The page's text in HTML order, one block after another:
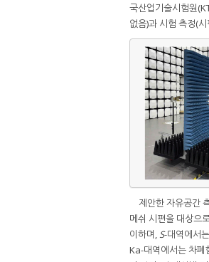
국산업기술시험원
없음)과 시험 측정(
제안한 자유공간
메쉬 시편을 대상으
이하며, S-대역에서
Ka-대역에서는 차폐